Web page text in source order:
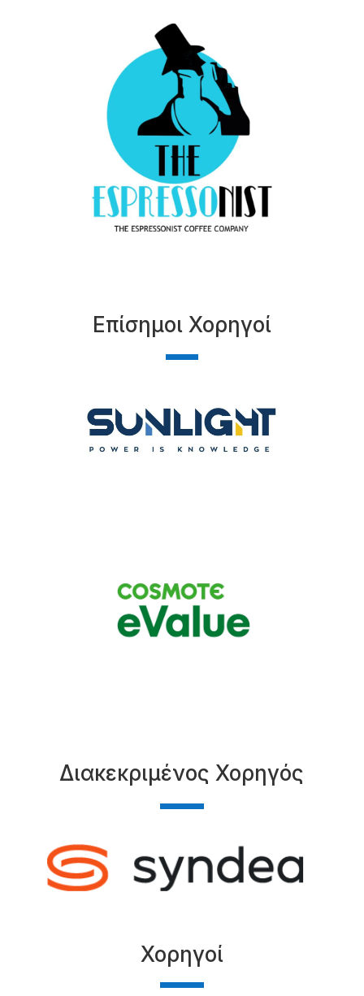
Επίσημοι Χορηγοί
Διακεκριμένος Χορηγός
Χορηγοί